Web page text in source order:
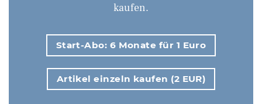
kaufen.
Start-Abo: 6 Monate für 1 Euro
Artikel einzeln kaufen (2 EUR)